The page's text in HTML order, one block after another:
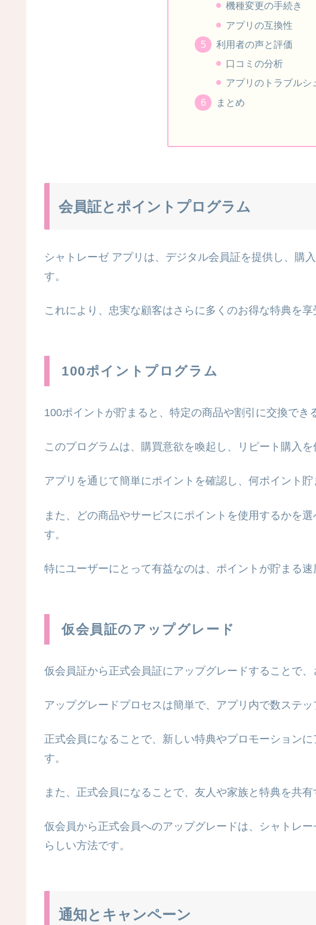
機種変更の手続き
アプリの互換性
利用者の声と評価
口コミの分析
アプリのトラブルシ
まとめ
会員証とポイントプログラム
シャトレーゼ アプリは、デジタル会員証を提供し、購
す。
これにより、忠実な顧客はさらに多くのお得な特典を享
100ポイントプログラム
100ポイントが貯まると、特定の商品や割引に交換でき
このプログラムは、購買意欲を喚起し、リピート購入を
アプリを通じて簡単にポイントを確認し、何ポイント貯
また、どの商品やサービスにポイントを使用するかを
す。
特にユーザーにとって有益なのは、ポイントが貯まる速
仮会員証のアップグレード
仮会員証から正式会員証にアップグレードすることで
アップグレードプロセスは簡単で、アプリ内で数ステッ
正式会員になることで、新しい特典やプロモーション
す。
また、正式会員になることで、友人や家族と特典を共有
仮会員から正式会員へのアップグレードは、シャトレ
らしい方法です。
通知とキャンペーン